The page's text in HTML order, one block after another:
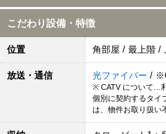
こだわり設備・特徴
位置 角部屋 / 最上階 /
放送・通信 光ファイバー /
※ CATV について…
個別に契約するタイ
は、物件お取り扱い